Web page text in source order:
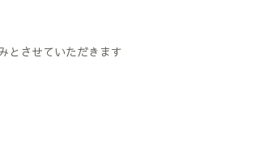
とさせていただきます